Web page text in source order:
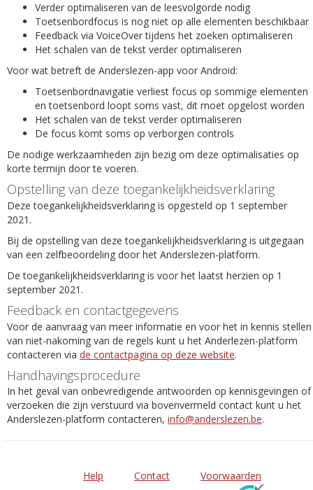
Verder optimaliseren van de leesvolgorde nodig
Toetsenbordfocus is nog niet op alle elementen beschikbaar
Feedback via VoiceOver tijdens het zoeken optimaliseren
Het schalen van de tekst verder optimaliseren
Voor wat betreft de Anderslezen-app voor Android:
Toetsenbordnavigatie verliest focus op sommige elementen
en toetsenbord loopt soms vast, dit moet opgelost worden
Het schalen van de tekst verder optimaliseren
De focus komt soms op verborgen controls
De nodige werkzaamheden zijn bezig om deze optimalisaties op
korte termijn door te voeren.
Opstelling van deze toegankelijkheidsverklaring
Deze toegankelijkheidsverklaring is opgesteld op 1 september
2021.
Bij de opstelling van deze toegankelijkheidsverklaring is uitgegaan
van een zelfbeoordeling door het Anderslezen-platform.
De toegankelijkheidsverklaring is voor het laatst herzien op 1
september 2021.
Feedback en contactgegevens
Voor de aanvraag van meer informatie en voor het in kennis stellen
van niet-nakoming van de regels kunt u het Anderlezen-platform
contacteren via de contactpagina op deze website.
Handhavingsprocedure
In het geval van onbevredigende antwoorden op kennisgevingen of
verzoeken die zijn verstuurd via bovenvermeld contact kunt u het
Anderslezen-platform contacteren, info@anderslezen.be.
Help Contact
Voorwaarden